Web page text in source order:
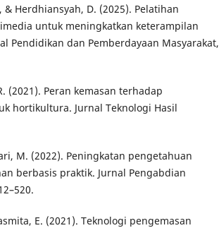
Herdhiansyah, D. (2025). Pelatihan
untuk meningkatkan keterampilan
Pendidikan dan Pemberdayaan Masyarakat,
(2021). Peran kemasan terhadap
hortikultura. Jurnal Teknologi Hasil
M. (2022). Peningkatan pengetahuan
berbasis praktik. Jurnal Pengabdian
E. (2021). Teknologi pengemasan